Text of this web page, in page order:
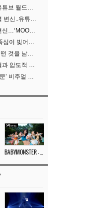
베이비몬스터, 또 일냈다…유튜브 월드와이드 1위
베이비몬스터, 뱀파이어 파격 변신..유튜브 트렌딩 1위 직행
베이비몬스터, 뱀파이어로 변신…‘MOON’으로 찍은 3개월 프로젝트
“최초·최다·최단” YG, 30년 뚝심이 빚어낸 K팝 투어의 새 지평
YG 30주년, K팝 공연계에 어떤 것을 남겼나
베이비몬스터, 독보적 비주얼과 압도적 소화력..’MOON’
베이비몬스터, 루카·치키타 ‘문’ 비주얼 공개…절제된 카리스마·유니크 비주얼